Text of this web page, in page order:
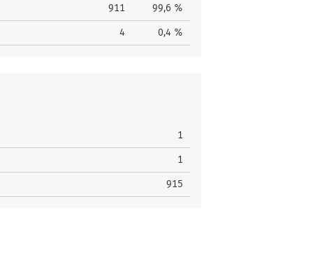
911 99,6 %
4 0,4 %
1
1
915